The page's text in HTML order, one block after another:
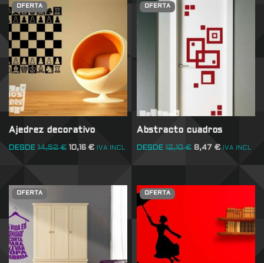
OFERTA
Ajedrez decorativo
DESDE 14,52€ 10,16 € IVA INCL
OFERTA
Abstracto cuadros
DESDE 12,10€ 8,47€ IVA INCL
OFERTA OFERTA